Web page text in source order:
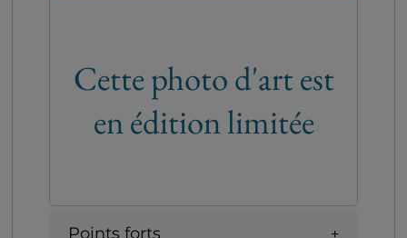
Cette photo d'art est
en édition limitée
Points forts